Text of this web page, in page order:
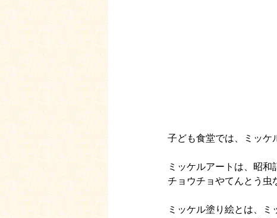
子ども食堂では、ミッケ
ミッケルアートは、昭和
チョウチョやてんとう虫
ミッケル塗り絵とは、